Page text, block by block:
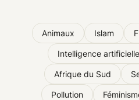
Animaux Islam
Intelligence artificielle
Afrique du Sud
Pollution